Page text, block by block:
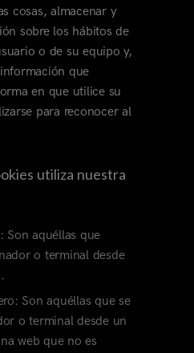
cosas, almacenar y
sobre los hábitos de
o de su equipo y,
que
en que utilice su
para reconocer al
utiliza nuestra
Son aquéllas que
o terminal desde
Son aquéllas que se
o terminal desde un
web que no es